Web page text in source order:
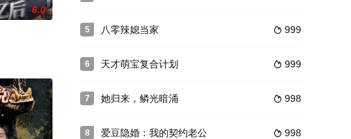
6.0
5  999
八零辣媳当家
6  999
天才萌宝复合计划
7  998
她归来，鳞光暗涌
8  998
爱豆隐婚：我的契约老公